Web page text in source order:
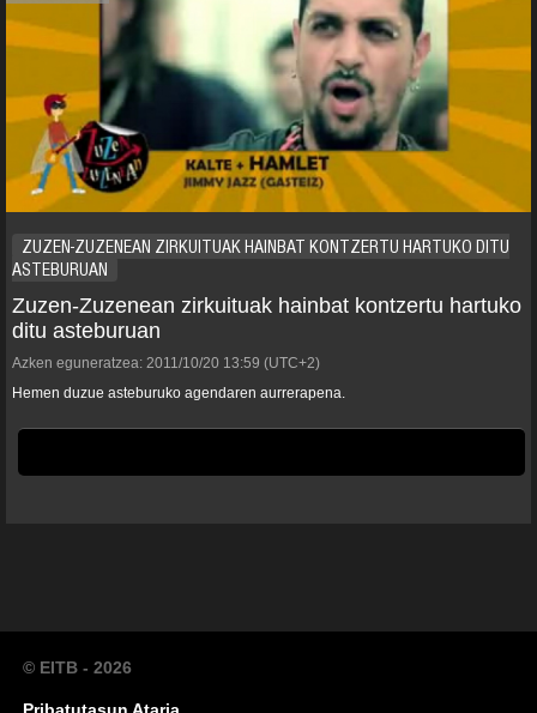
ZUZEN-ZUZENEAN ZIRKUITUAK HAINBAT KONTZERTU HARTUKO DITU
ASTEBURUAN
Zuzen-Zuzenean zirkuituak hainbat kontzertu hartuko
ditu asteburuan
Azken eguneratzea: 2011/10/20 13:59 (UTC+2)
Hemen duzue asteburuko agendaren aurrerapena.
© EITB - 2026